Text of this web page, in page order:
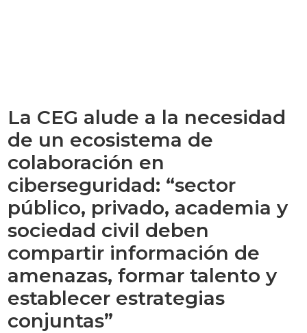
La CEG alude a la necesidad
de un ecosistema de
colaboración en
ciberseguridad: “sector
público, privado, academia y
sociedad civil deben
compartir información de
amenazas, formar talento y
establecer estrategias
conjuntas”